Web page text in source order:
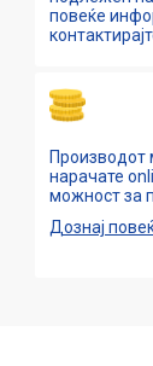
повеќе
Производот
нарачате
можност за
Дознај